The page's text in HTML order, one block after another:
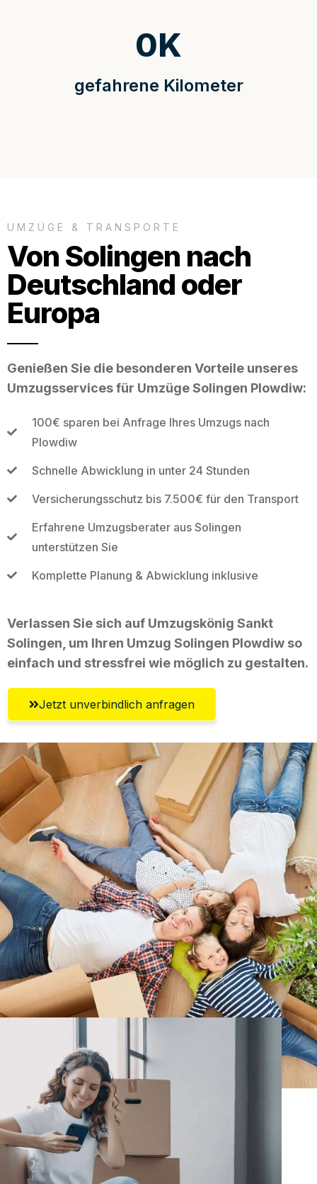
gefahrene Kilometer
0K
UMZÜGE & TRANSPORTE
Von Solingen nach
Deutschland oder
Europa
Genießen Sie die besonderen Vorteile unseres
Umzugsservices für Umzüge Solingen Plowdiw:
100€ sparen bei Anfrage Ihres Umzugs nach
Plowdiw
Schnelle Abwicklung in unter 24 Stunden
Versicherungsschutz bis 7.500€ für den Transport
Erfahrene Umzugsberater aus Solingen
unterstützen Sie
Komplette Planung & Abwicklung inklusive
Verlassen Sie sich auf Umzugskönig Sankt
Solingen, um Ihren Umzug Solingen Plowdiw so
einfach und stressfrei wie möglich zu gestalten.
Jetzt unverbindlich anfragen